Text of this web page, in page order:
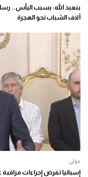
بنعبد الله: بسبب اليأس..
آلاف الشباب نحو الهجرة
دولي
إسبانيا تفرض إجراءات